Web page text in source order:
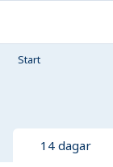
Start
14 dagar